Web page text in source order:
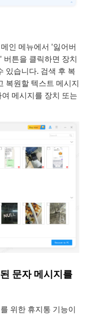
인 메뉴에서 '잃어버
튼을 클릭하면 장치
있습니다. 검색 후 복
복원할 텍스트 메시지
메시지를 장치 또는
문자 메시지를
위한 휴지통 기능이